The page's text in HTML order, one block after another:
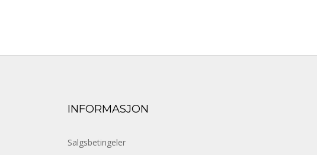
INFORMASJON
Salgsbetingeler